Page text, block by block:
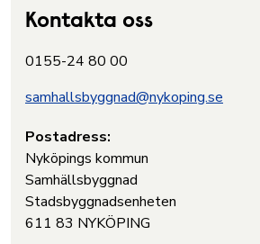
Kontakta oss
0155-24 80 00
samhallsbyggnad@nykoping.se
Postadress:
Nyköpings kommun
Samhällsbyggnad
Stadsbyggnadsenheten
611 83 NYKÖPING